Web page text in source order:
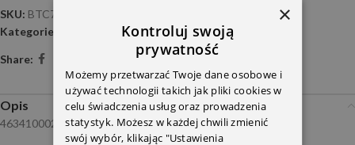
SKU: BTC754
Kategorie:
Przeniesienie napędu
Share:
Opis
4634100028
×
Kontroluj swoją
prywatność
Możemy przetwarzać Twoje dane osobowe i
używać technologii takich jak pliki cookies w
celu świadczenia usług oraz prowadzenia
statystyk. Możesz w każdej chwili zmienić
swój wybór, klikając "Ustawienia